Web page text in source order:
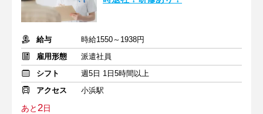
給与
時給1550～1938円
雇用形態
派遣社員
シフト
週5日 1日5時間以上
アクセス
小浜駅
あと2日